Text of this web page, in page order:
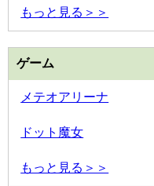
もっと見る＞＞
ゲーム
メテオアリーナ
ドット魔女
もっと見る＞＞